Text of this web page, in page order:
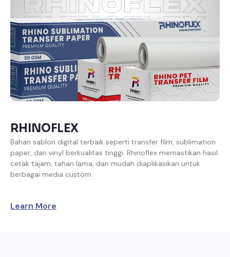
RHINOFLEX
Bahan sablon digital terbaik seperti transfer film, sublimation
paper, dan vinyl berkualitas tinggi. Rhinoflex memastikan hasil
cetak tajam, tahan lama, dan mudah diaplikasikan untuk
berbagai media custom.
Learn More